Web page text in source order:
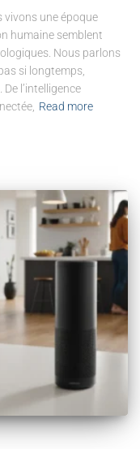
vivons une époque
humaine semblent
Nous parlons
si longtemps,
l’intelligence
Read more